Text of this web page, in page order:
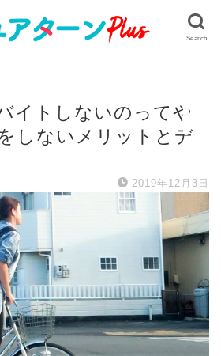
イトしないのってや
しないメリットとデ
2019年12月3日